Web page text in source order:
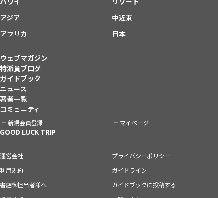
アジア
中近東
アフリカ
日本
ウェブマガジン
特派員ブログ
ガイドブック
ニュース
著者一覧
コミュニティ
新規会員登録 マイページ
GOOD LUCK TRIP
運営会社
プライバシーポリシー
利用規約
ガイドライン
書店御担当者様へ
ガイドブックに投稿する